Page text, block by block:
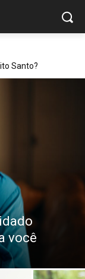
Santo?
você